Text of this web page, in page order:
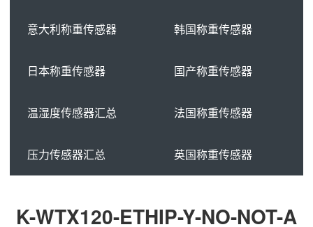
意大利称重传感器 韩国称重传感器
日本称重传感器 国产称重传感器
温湿度传感器汇总 法国称重传感器
压力传感器汇总 英国称重传感器
K-WTX120-ETHIP-Y-NO-NOT-A